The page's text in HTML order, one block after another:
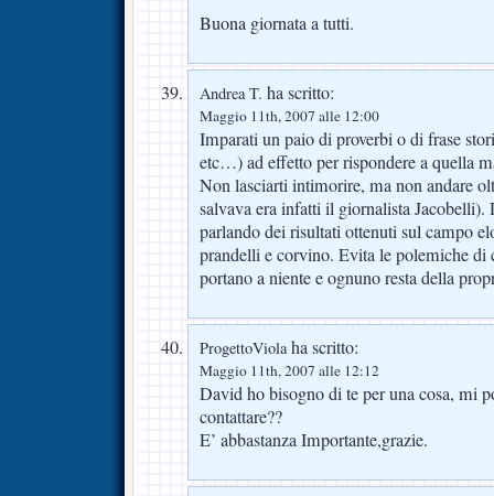
Buona giornata a tutti.
Andrea T. ha scritto:
Maggio 11th, 2007 alle 12:00
Imparati un paio di proverbi o di frase
etc…) ad effetto per rispondere a quella
Non lasciarti intimorire, ma non andare
salvava era infatti il giornalista Jacobelli).
parlando dei risultati ottenuti sul campo
prandelli e corvino. Evita le polemiche di
portano a niente e ognuno resta della
ProgettoViolaha scritto:
Maggio 11th, 2007 alle 12:12
David ho bisogno di te per una cosa, mi
contattare??
E’ abbastanza Importante,grazie.